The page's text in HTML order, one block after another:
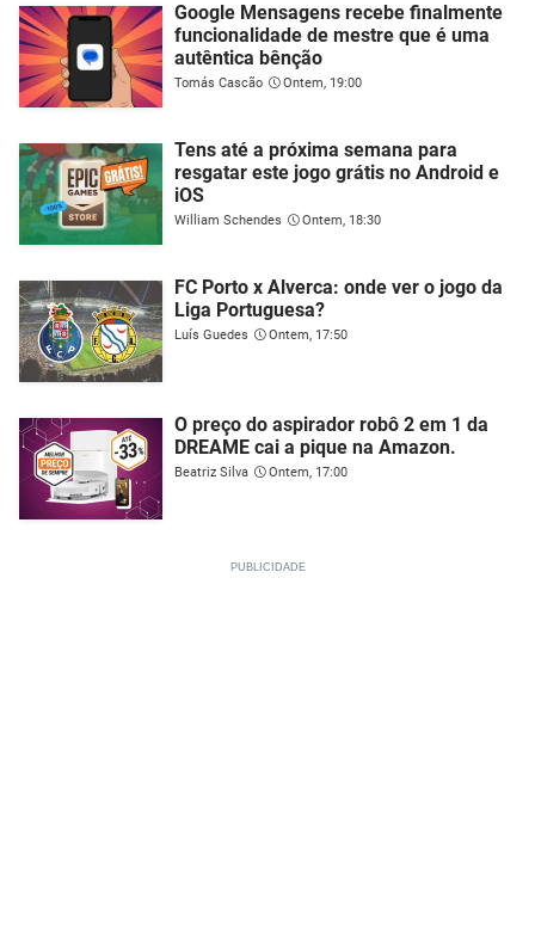
Google Mensagens recebe finalmente
funcionalidade de mestre que é uma
autêntica bênção
Tomás Cascão Ontem, 19:00
Tens até a próxima semana para
resgatar este jogo grátis no Android e
iOS
William Schendes Ontem, 18:30
FC Porto x Alverca: onde ver o jogo da
Liga Portuguesa?
Luís Guedes Ontem, 17:50
O preço do aspirador robô 2 em 1 da
DREAME cai a pique na Amazon.
Beatriz Silva Ontem, 17:00